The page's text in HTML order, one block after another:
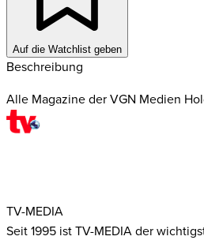
Auf die Watchlist geben
Beschreibung
Alle Magazine der VGN Medien
TV-MEDIA
Seit 1995 ist TV-MEDIA der